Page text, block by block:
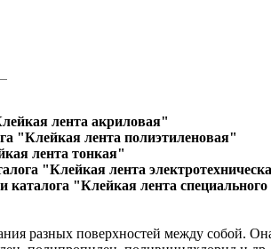
лента акриловая"
"Клейкая лента полиэтиленовая"
лента тонкая"
"Клейкая лента
каталога "Клейкая лента специального
разных поверхностей между собой.